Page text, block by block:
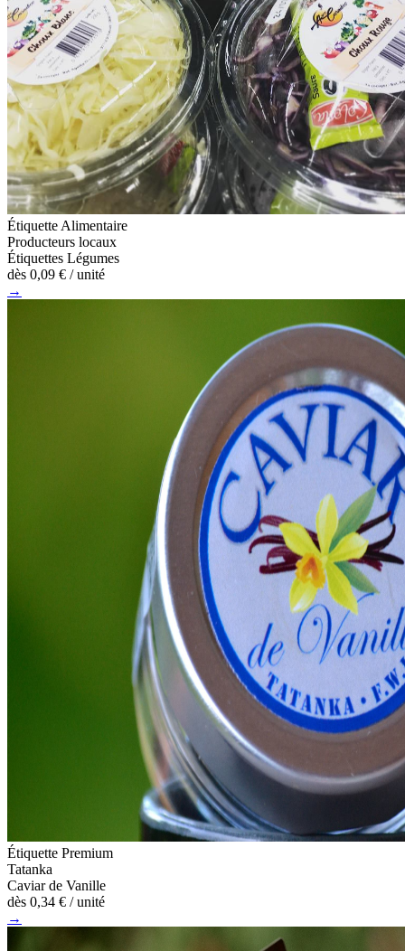
Étiquette Alimentaire
Producteurs locaux
Étiquettes Légumes
dès 0,09 € / unité
→
Étiquette Premium
Tatanka
Caviar de Vanille
dès 0,34 € / unité
→